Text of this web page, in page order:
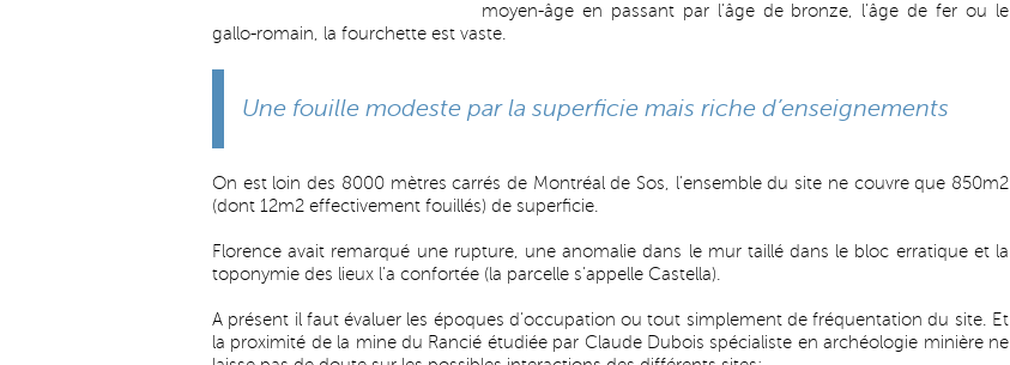
moyen-âge en passant par l’âge de bronze, l’âge de fer ou le
gallo-romain, la fourchette est vaste.
Une fouille modeste par la superficie mais riche d’enseignements
On est loin des 8000 mètres carrés de Montréal de Sos, l’ensemble du site ne couvre que 850m2
(dont 12m2 effectivement fouillés) de superficie.
Florence avait remarqué une rupture, une anomalie dans le mur taillé dans le bloc erratique et la
toponymie des lieux l’a confortée (la parcelle s’appelle Castella).
A présent il faut évaluer les époques d’occupation ou tout simplement de fréquentation du site. Et
la proximité de la mine du Rancié étudiée par Claude Dubois spécialiste en archéologie minière ne